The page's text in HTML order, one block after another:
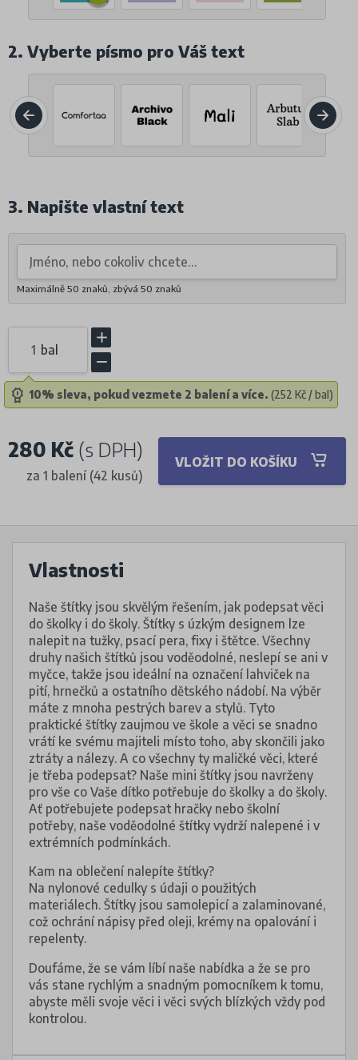
2. Vyberte písmo pro Váš text
3. Napište vlastní text
Maximálně 50 znaků, zbývá 50 znaků
bal
10% sleva, pokud vezmete 2 balení a více. (252 Kč / bal)
280 Kč (s DPH)
za 1 balení (42 kusů)
VLOŽIT DO KOŠÍKU
Vlastnosti
Naše štítky jsou skvělým řešením, jak podepsat věci
do školky i do školy. Štítky s úzkým designem lze
nalepit na tužky, psací pera, fixy i štětce. Všechny
druhy našich štítků jsou voděodolné, neslepí se ani v
myčce, takže jsou ideální na označení lahviček na
pití, hrnečků a ostatního dětského nádobí. Na výběr
máte z mnoha pestrých barev a stylů. Tyto
praktické štítky zaujmou ve škole a věci se snadno
vrátí ke svému majiteli místo toho, aby skončili jako
ztráty a nálezy. A co všechny ty maličké věci, které
je třeba podepsat? Naše mini štítky jsou navrženy
pro vše co Vaše dítko potřebuje do školky a do školy.
Ať potřebujete podepsat hračky nebo školní
potřeby, naše voděodolné štítky vydrží nalepené i v
extrémních podmínkách.
Kam na oblečení nalepíte štítky?
Na nylonové cedulky s údaji o použitých
materiálech. Štítky jsou samolepicí a zalaminované,
což ochrání nápisy před oleji, krémy na opalování i
repelenty.
Doufáme, že se vám líbí naše nabídka a že se pro
vás stane rychlým a snadným pomocníkem k tomu,
abyste měli svoje věci i věci svých blízkých vždy pod
kontrolou.